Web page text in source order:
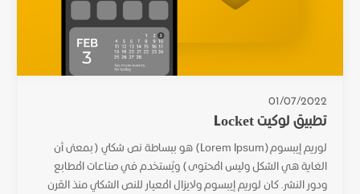
01/07/2022
تطبيق لوكيت Locket
لوريم إيبسوم(Lorem Ipsum) هو ببساطة نص شكلي (بمعنى أن
الغاية هي الشكل وليس المحتوى) ويُستخدم في صناعات المطابع
ودور النشر. كان لوريم إيبسوم ولايزال المعيار للنص الشكلي منذ القرن